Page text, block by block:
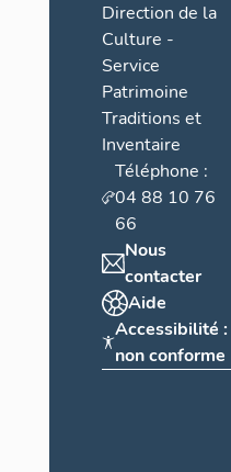
Direction de la
Culture -
Service
Patrimoine
Traditions et
Inventaire
Téléphone :
04 88 10 76
66
Nous
contacter
Aide
Accessibilité :
non conforme